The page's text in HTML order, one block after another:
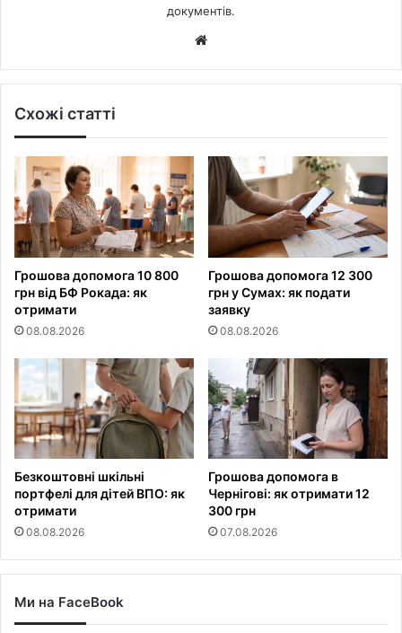
документів.
Схожі статті
Грошова допомога 10 800
грн від БФ Рокада: як
отримати
08.08.2026
Грошова допомога 12 300
грн у Сумах: як подати
заявку
08.08.2026
Безкоштовні шкільні
портфелі для дітей ВПО: як
отримати
08.08.2026
Грошова допомога в
Чернігові: як отримати 12
300 грн
07.08.2026
Ми на FaceBook